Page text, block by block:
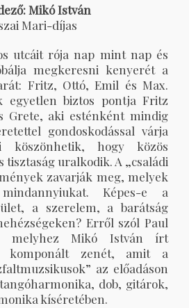
Mikó István
Mari-díjas
utcáit rója nap mint nap és
megkeresni kenyerét a
Fritz, Ottó, Emil és Max.
egyetlen biztos pontja Fritz
Grete, aki esténként mindig
gondoskodással várja
köszönhetik, hogy közös
tisztaság uralkodik. A „családi
zavarják meg, melyek
Képes-e a
a szerelem, a barátság
Erről szól Paul
melyhez Mikó István írt
komponált zenét, amit a
az előadáson
dob, gitárok,
kíséretében.